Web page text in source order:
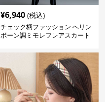
¥6,940 (税込)
チェック柄ファッション ヘリン
ボーン調ミモレフレアスカート